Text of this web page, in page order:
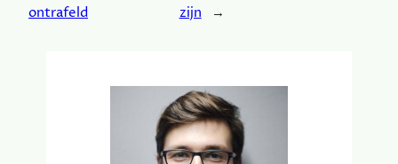
ontrafeld
zijn
→